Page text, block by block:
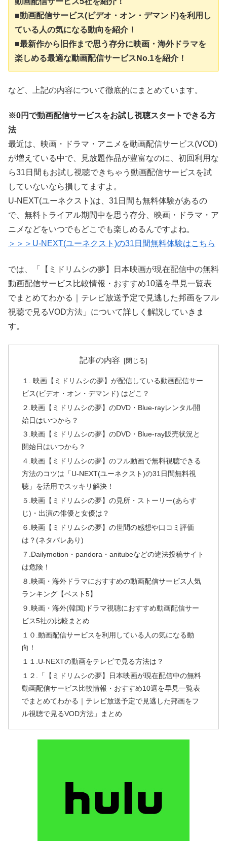
■動画配信サービス(ビデオ・オン・デマンド)を利用し
ている人の気になる動向を紹介！
■最新作から旧作まで思う存分に映画・海外ドラマを
楽しめる最適な動画配信サービスNo.1を紹介！
など、上記の内容について徹底的にまとめています。
※0円で動画配信サービスをお試し視聴スタートできる方
法
最近は、映画・ドラマ・アニメを動画配信サービス(VOD)
が増えている中で、見放題作品が豊富なのに、初回利用な
ら31日間もお試し視聴できちゃう動画配信サービスを試
していないなら損してますよ。
U-NEXT(ユーネクスト)は、31日間も無料体験があるの
で、無料トライアル期間中を思う存分、映画・ドラマ・ア
ニメなどをいつでもどこでも楽しめるんですよね。
＞＞＞U-NEXT(ユーネクスト)の31日間無料体験はこちら
では、「【ミドリムシの夢】日本映画が現在配信中の無料
動画配信サービス比較情報・おすすめ10選を早見一覧表
でまとめてわかる｜テレビ放送予定で見逃した邦画をフル
視聴で見るVOD方法」について詳しく解説していきま
す。
記事の内容
１. 映画【ミドリムシの夢】が配信している動画配信サー
ビス(ビデオ・オン・デマンド) はどこ？
２.映画【ミドリムシの夢】のDVD・Blue-rayレンタル開
始日はいつから？
３.映画【ミドリムシの夢】のDVD・Blue-ray販売状況と
開始日はいつから？
４.映画【ミドリムシの夢】のフル動画で無料視聴できる
方法のコツは「U-NEXT(ユーネクスト)の31日間無料視
聴」を活用でスッキリ解決！
５.映画【ミドリムシの夢】の見所・ストーリー(あらす
じ)・出演の俳優と女優は？
６.映画【ミドリムシの夢】の世間の感想や口コミ評価
は？(ネタバレあり)
７.Dailymotion・pandora・anitubeなどの違法投稿サイト
は危険！
８.映画・海外ドラマにおすすめの動画配信サービス人気
ランキング【ベスト5】
９.映画・海外(韓国)ドラマ視聴におすすめ動画配信サー
ビス5社の比較まとめ
１０.動画配信サービスを利用している人の気になる動
向！
１１.U-NEXTの動画をテレビで見る方法は？
１２.「【ミドリムシの夢】日本映画が現在配信中の無料
動画配信サービス比較情報・おすすめ10選を早見一覧表
でまとめてわかる｜テレビ放送予定で見逃した邦画をフ
ル視聴で見るVOD方法」まとめ